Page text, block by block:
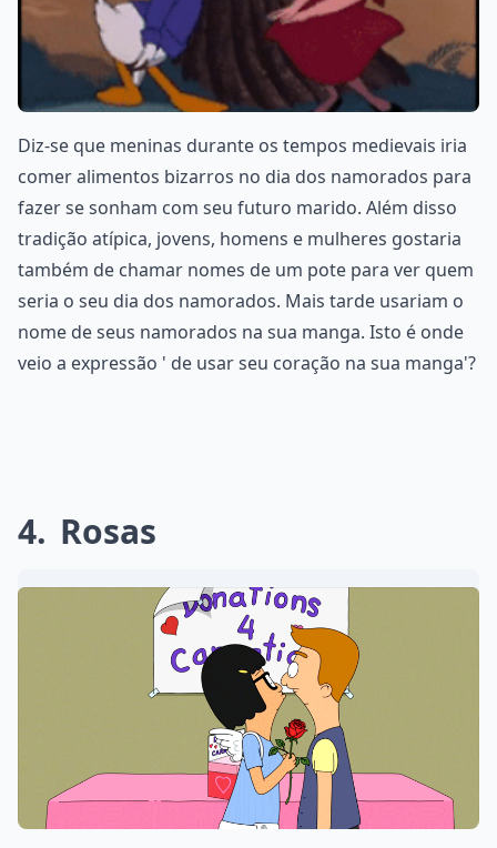
Diz-se que meninas durante os tempos medievais iria
comer alimentos bizarros no dia dos namorados para
fazer se sonham com seu futuro marido. Além disso
tradição atípica, jovens, homens e mulheres gostaria
também de chamar nomes de um pote para ver quem
seria o seu dia dos namorados. Mais tarde usariam o
nome de seus namorados na sua manga. Isto é onde
veio a expressão ' de usar seu coração na sua manga'?
4 Rosas